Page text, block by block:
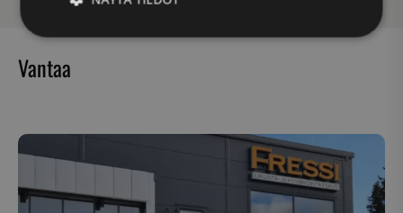
Vantaa
Ehdottomasti
Suorituskyvylliset
Luokittelemattomat